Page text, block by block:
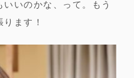
いのかな、って。もう
ます！